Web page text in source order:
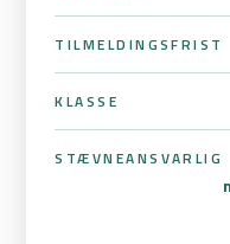
TILMELDINGSFRIST
KLASSE
STÆVNEANSVARLIG